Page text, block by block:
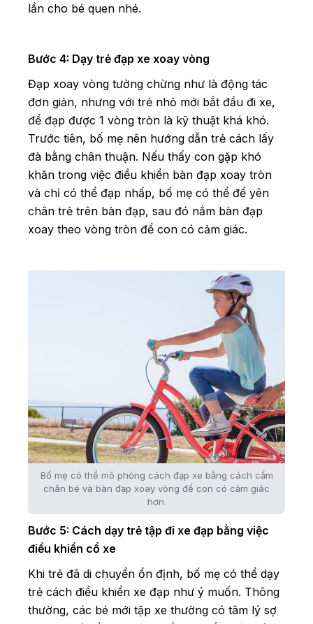
lần cho bé quen nhé.
Bước 4: Dạy trẻ đạp xe xoay vòng
Đạp xoay vòng tưởng chừng như là động tác
đơn giản, nhưng với trẻ nhỏ mới bắt đầu đi xe,
để đạp được 1 vòng tròn là kỹ thuật khá khó.
Trước tiên, bố mẹ nên hướng dẫn trẻ cách lấy
đà bằng chân thuận. Nếu thấy con gặp khó
khăn trong việc điều khiển bàn đạp xoay tròn
và chỉ có thể đạp nhấp, bố mẹ có thể để yên
chân trẻ trên bàn đạp, sau đó nắm bàn đạp
xoay theo vòng tròn để con có cảm giác.
Bố mẹ có thể mô phỏng cách đạp xe bằng cách cầm
chân bé và bàn đạp xoay vòng để con có cảm giác
hơn.
Bước 5: Cách dạy trẻ tập đi xe đạp bằng việc
điều khiển cổ xe
Khi trẻ đã di chuyển ổn định, bố mẹ có thể dạy
trẻ cách điều khiển xe đạp như ý muốn. Thông
thường, các bé mới tập xe thường có tâm lý sợ